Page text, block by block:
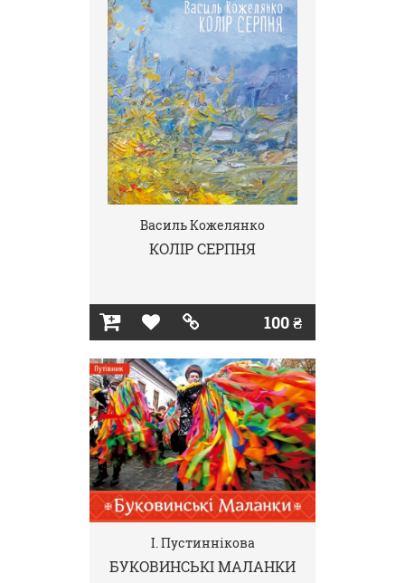
Василь Кожелянко
КОЛІР СЕРПНЯ
100 ₴
І. Пустиннікова
БУКОВИНСЬКІ МАЛАНКИ